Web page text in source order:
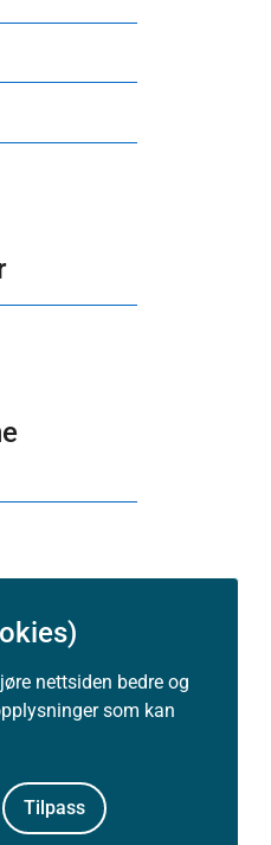
nettsiden bedre og
som kan
Tilpass